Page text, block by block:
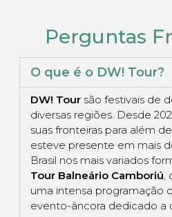
Perguntas
O que é o DW! Tour?
DW! Tour são festivais de
diversas regiões. Desde
suas fronteiras para além
esteve presente em mais
Brasil nos mais variados
Tour Balneário Camboriú,
uma intensa programação
evento-âncora dedicado a